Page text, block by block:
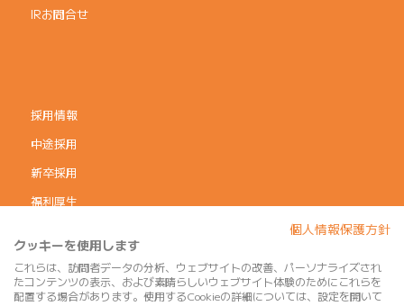
IRお問合せ
採用情報
中途採用
新卒採用
福利厚生
利用規約
個人情報保護方針
クッキーを使用します
これらは、訪問者データの分析、ウェブサイトの改善、パーソナライズされ
たコンテンツの表示、および素晴らしいウェブサイト体験のためにこれらを
配置する場合があります。使用するCookieの詳細については、設定を開いて